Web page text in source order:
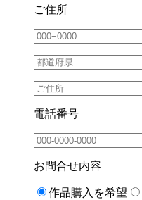
ご住所
電話番号
お問合せ内容
作品購入を希望